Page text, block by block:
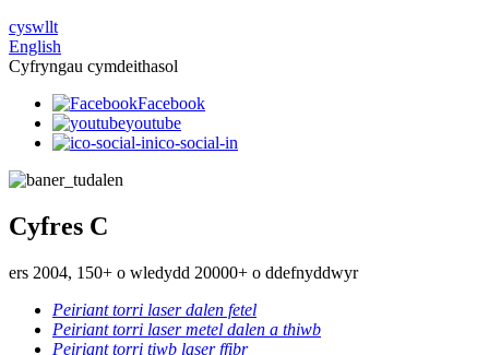
cyswllt
English
Cyfryngau cymdeithasol
Facebook
youtube
ico-social-in
Cyfres C
ers 2004, 150+ o wledydd 20000+ o ddefnyddwyr
Peiriant torri laser dalen fetel
Peiriant torri laser metel dalen a thiwb
Peiriant torri tiwb laser ffibr